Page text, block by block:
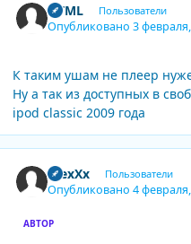
HTML Пользователи
Опубликовано3
К таким ушам не плеер
Ну а так из доступных в
ipod classic 2009 года
AlexXx Пользователи
Опубликовано4
АВТОР